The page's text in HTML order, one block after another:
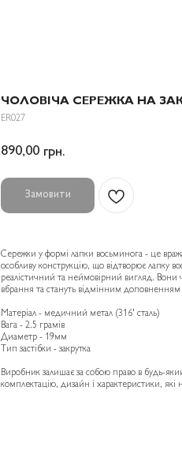
ЧОЛОВІЧА СЕРЕЖКА НА
ER027
890,00 грн.
Замовити
Сережки у формі лапки восьминога - це
особливу конструкцію, що відтворює лапку
реалістичний та неймовірний вигляд. Вони
вбрання та стануть відмінним доповненням
Матеріал - медичний метал (316' сталь)
Вага - 2.5 грамів
Диаметр - 19мм
Тип застібки - закрутка
Виробник залишає за собою право в будь-
комплектацію, дизайн і характеристики, які